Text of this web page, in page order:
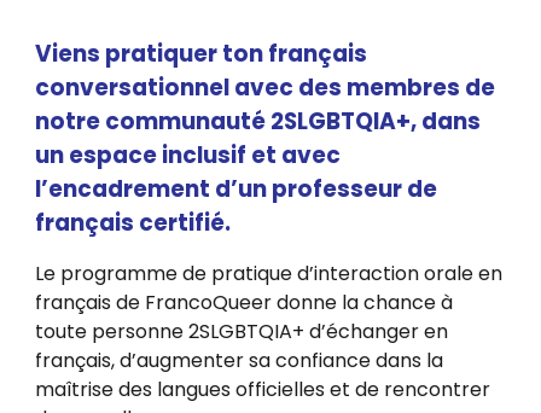
Viens pratiquer ton français
conversationnel avec des membres de
notre communauté 2SLGBTQIA+, dans
un espace inclusif et avec
l’encadrement d’un professeur de
français certifié.
Le programme de pratique d’interaction orale en
français de FrancoQueer donne la chance à
toute personne 2SLGBTQIA+ d’échanger en
français, d’augmenter sa confiance dans la
maîtrise des langues officielles et de rencontrer